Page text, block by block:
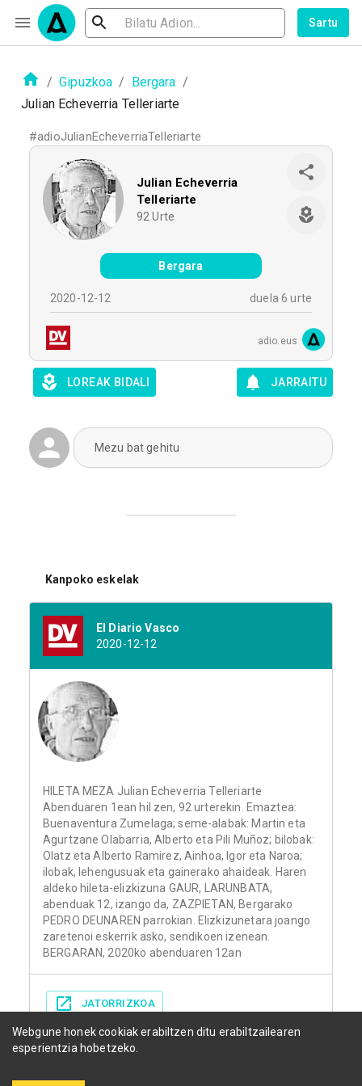
Sartu
/ Gipuzkoa / Bergara /
Julian Echeverria Telleriarte
#adioJulianEcheverriaTelleriarte
Julian Echeverria
Telleriarte
92 Urte
Bergara
2020-12-12 duela 6 urte
adio.eus
LOREAK BIDALI JARRAITU
Mezu bat gehitu
Kanpoko eskelak
El Diario Vasco
2020-12-12
HILETA MEZA Julian Echeverria Telleriarte
Abenduaren 1ean hil zen, 92 urterekin. Emaztea:
Buenaventura Zumelaga; seme-alabak: Martin eta
Agurtzane Olabarria, Alberto eta Pili Muñoz; bilobak:
Olatz eta Alberto Ramirez, Ainhoa, Igor eta Naroa;
ilobak, lehengusuak eta gainerako ahaideak. Haren
aldeko hileta-elizkizuna GAUR, LARUNBATA,
abenduak 12, izango da, ZAZPIETAN, Bergarako
PEDRO DEUNAREN parrokian. Elizkizunetara joango
zaretenoi eskerrik asko, sendikoen izenean.
BERGARAN, 2020ko abenduaren 12an
JATORRIZKOA
Webgune honek cookiak erabiltzen ditu erabiltzailearen
esperientzia hobetzeko.